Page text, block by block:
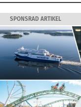
SPONSRAD ARTIKEL